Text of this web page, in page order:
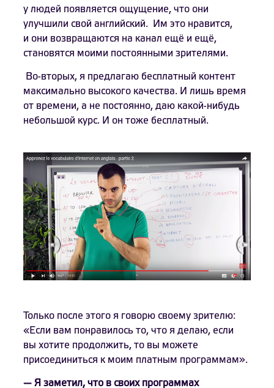
у людей появляется ощущение, что они
улучшили свой английский. Им это нравится,
и они возвращаются на канал ещё и ещё,
становятся моими постоянными зрителями.
Во-вторых, я предлагаю бесплатный контент
максимально высокого качества. И лишь время
от времени, а не постоянно, даю какой-нибудь
небольшой курс. И он тоже бесплатный.
Только после этого я говорю своему зрителю:
«Если вам понравилось то, что я делаю, если
вы хотите продолжить, то вы можете
присоединиться к моим платным программам».
— Я заметил, что в своих программах